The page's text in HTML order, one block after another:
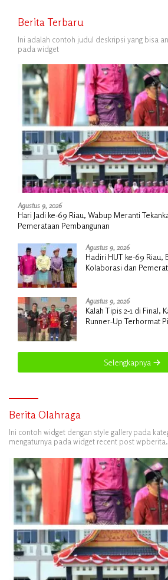
Berita Terbaru
Ini adalah contoh judul deskripsi yang bisa
pada widget
Agustus 9, 2026
Hari Jadi ke-69 Riau, Wabup Meranti
Pemerataan Pembangunan
Agustus 9, 2026
Hadiri HUT ke-69 Riau,
Kolaborasi dan
Agustus 9, 2026
Kalah Tipis 2-1 di Final,
Runner-Up Terhormat
Selengkapnya
Berita Olahraga
Ini contoh widget dengan style gallery pada
mengaturnya pada widget recent post wpberita.